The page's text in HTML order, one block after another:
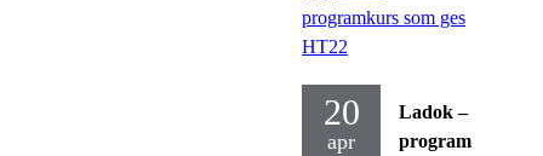
programkurs som ges
HT22
20
apr
Ladok –
program